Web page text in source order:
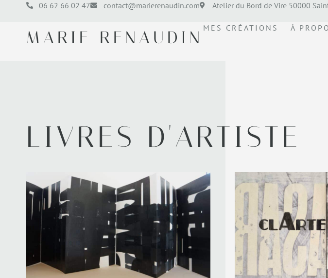
06 62 66 02 47 contact@marierenaudin.com Atelier du Bord de Vire 50000
MARIE RENAUDIN MES CRÉATIONS À
LIVRES D'ARTISTE